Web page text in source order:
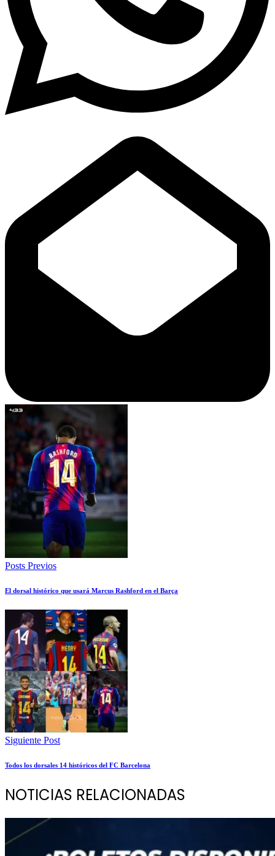
Posts Previos
El dorsal histórico que usará Marcus Rashford en el Barça
Siguiente Post
Todos los dorsales 14 históricos del FC Barcelona
NOTICIAS RELACIONADAS